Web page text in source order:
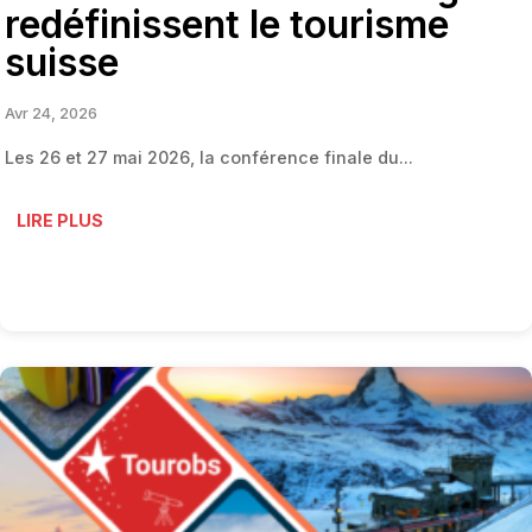
redéfinissent le tourisme
suisse
Avr 24, 2026
Les 26 et 27 mai 2026, la conférence finale du...
LIRE PLUS